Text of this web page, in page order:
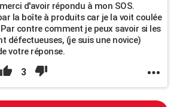
d'avoir répondu à mon SOS.
la boîte à produits car je la voit coulée
contre comment je peux savoir si les
défectueuses, (je suis une novice)
votre réponse.
3